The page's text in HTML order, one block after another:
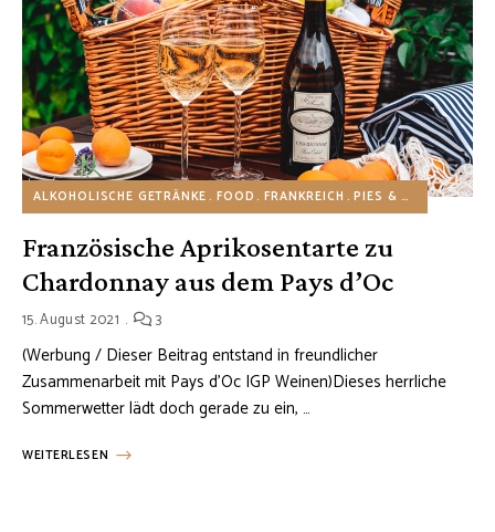
ALKOHOLISCHE GETRÄNKE FOOD FRANKREICH PIES & TARTES
Französische Aprikosentarte zu
Chardonnay aus dem Pays d’Oc
15. August 2021 3
(Werbung / Dieser Beitrag entstand in freundlicher
Zusammenarbeit mit Pays d’Oc IGP Weinen)Dieses herrliche
Sommerwetter lädt doch gerade zu ein, …
WEITERLESEN